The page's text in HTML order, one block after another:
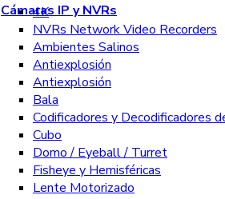
Cámaras IP y NVRs
4K
NVRs Network Video Recorders
Ambientes Salinos
Antiexplosión
Antiexplosión
Bala
Codificadores y Decodificadores
Cubo
Domo / Eyeball / Turret
Fisheye y Hemisféricas
Lente Motorizado